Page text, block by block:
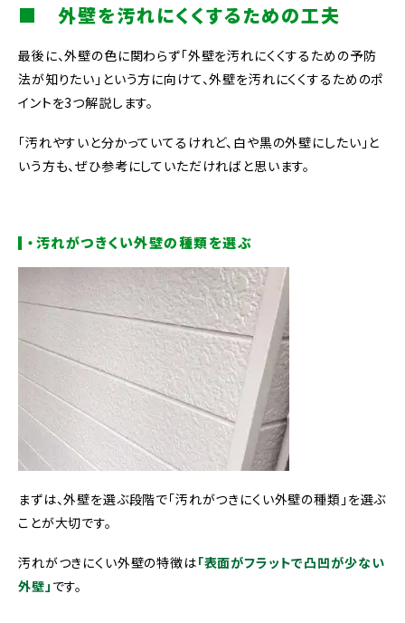
■ 外壁を汚れにくくするための工夫
最後に、外壁の色に関わらず「外壁を汚れにくくするための予防
法が知りたい」という方に向けて、外壁を汚れにくくするためのポ
イントを3つ解説します。
「汚れやすいと分かっていてるけれど、白や黒の外壁にしたい」と
いう方も、ぜひ参考にしていただければと思います。
・汚れがつきくい外壁の種類を選ぶ
まずは、外壁を選ぶ段階で「汚れがつきにくい外壁の種類」を選ぶ
ことが大切です。
汚れがつきにくい外壁の特徴は「表面がフラットで凸凹が少ない
外壁」 です。